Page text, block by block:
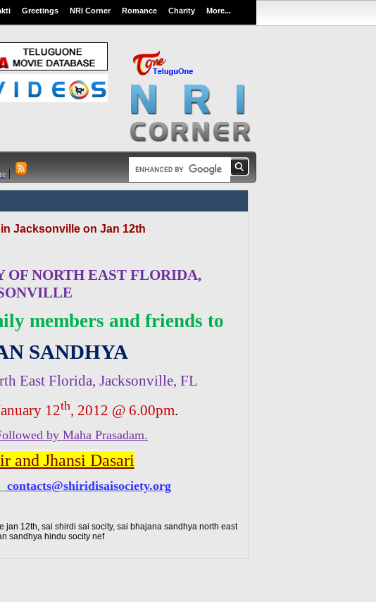
Greetings NRI Corner Romance Charity More...
|
Jacksonville on Jan 12th
OF NORTH EAST FLORIDA,
members and friends to
SANDHYA
East Florida, Jacksonville, FL
12th, 2012 @ 6.00pm.
by Maha Prasadam.
and Jhansi Dasari
contacts@shiridisaisociety.org